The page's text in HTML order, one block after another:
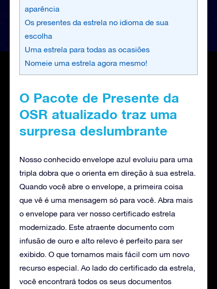
aparência
Os presentes da estrela no idioma de sua
escolha
Uma estrela para todas as ocasiões
Nomeie uma estrela agora mesmo!
O Pacote de Presente da
OSR atualizado traz uma
surpresa deslumbrante
Nosso conhecido envelope azul evoluiu para uma
tripla dobra que o orienta em direção à sua estrela.
Quando você abre o envelope, a primeira coisa
que vê é uma mensagem só para você. Abra mais
o envelope para ver nosso certificado estrela
modernizado. Este atraente documento com
infusão de ouro e alto relevo é perfeito para ser
exibido. O que tornamos mais fácil com um novo
recurso especial. Ao lado do certificado da estrela,
você encontrará todos os seus documentos